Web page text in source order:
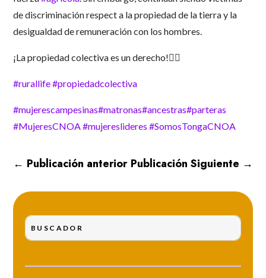
de discriminación respect a la propiedad de la tierra y la
desigualdad de remuneración con los hombres.
¡La propiedad colectiva es un derecho!✊🏿
#rurallife#propiedadcolectiva
#mujerescampesinas#matronas#ancestras#parteras
#MujeresCNOA#mujereslideres #SomosTongaCNOA
← Publicación anterior Publicación Siguiente →